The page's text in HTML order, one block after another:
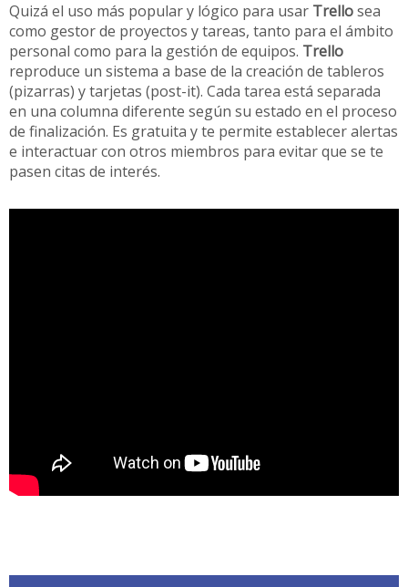
Quizá el uso más popular y lógico para usar Trellosea
como gestor de proyectos y tareas, tanto para el ámbito
personal como para la gestión de equipos. Trello
reproduce un sistema a base de la creación de tableros
(pizarras) y tarjetas (post-it). Cada tarea está separada
en una columna diferente según su estado en el proceso
de finalización. Es gratuita y te permite establecer alertas
e interactuar con otros miembros para evitar que se te
pasen citas de interés.